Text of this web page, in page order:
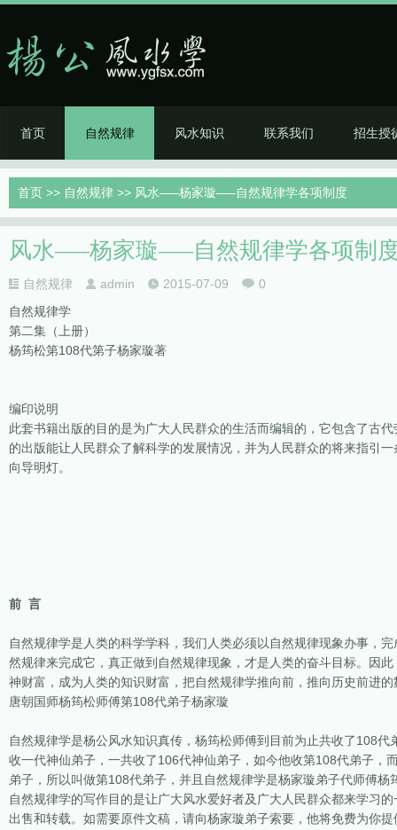
首页 自然规律 风水知识 联系我们 招生授
首页 >> 自然规律 >> 风水—–杨家璇—–自然规律学各项制度
风水—–杨家璇—–自然规律学各项制
自然规律 admin 2015-07-09
0
自然规律学
第二集（上册）
杨筠松第108代第子杨家璇著
编印说明
此套书籍出版的目的是为广大人民群众的生活而编辑的，它包含了古
的出版能让人民群众了解科学的发展情况，并为人民群众的将来指引
向导明灯。
前 言
自然规律学是人类的科学学科，我们人类必须以自然规律现象办事，
然规律来完成它，真正做到自然规律现象，才是人类的奋斗目标。因
神财富，成为人类的知识财富，把自然规律学推向前，推向历史前进
唐朝国师杨筠松师傅第108代弟子杨家璇
自然规律学是杨公风水知识真传，杨筠松师傅到目前为止共收了108
收一代神仙弟子，一共收了106代神仙弟子，如今他收第108代弟子
弟子，所以叫做第108代弟子，并且自然规律学是杨家璇弟子代师傅
自然规律学的写作目的是让广大风水爱好者及广大人民群众都来学习
出售和转载。如需要原件文稿，请向杨家璇弟子索要，他将免费为你